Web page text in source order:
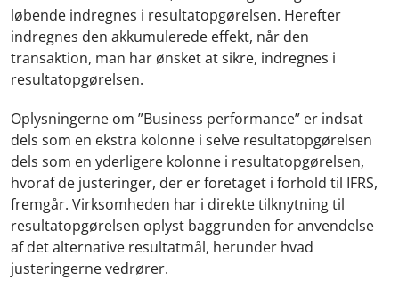
løbende indregnes i resultatopgørelsen. Herefter
indregnes den akkumulerede effekt, når den
transaktion, man har ønsket at sikre, indregnes i
resultatopgørelsen.
Oplysningerne om ”Business performance” er indsat
dels som en ekstra kolonne i selve resultatopgørelsen
dels som en yderligere kolonne i resultatopgørelsen,
hvoraf de justeringer, der er foretaget i forhold til IFRS,
fremgår. Virksomheden har i direkte tilknytning til
resultatopgørelsen oplyst baggrunden for anvendelse
af det alternative resultatmål, herunder hvad
justeringerne vedrører.